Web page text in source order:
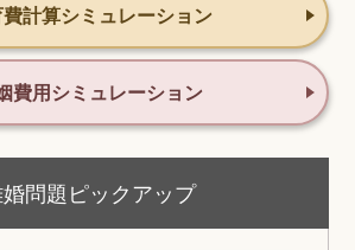
計算シミュレーション
費用シミュレーション
問題ピックアップ